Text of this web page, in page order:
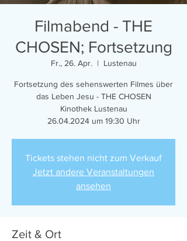
Filmabend - THE
CHOSEN; Fortsetzung
Fr., 26. Apr.
  |
Lustenau
Fortsetzung des sehenswerten Filmes über
das Leben Jesu - THE CHOSEN
Kinothek Lustenau
26.04.2024 um 19:30 Uhr
Tickets stehen nicht zum Verkauf
Jetzt andere Veranstaltungen
ansehen
Zeit & Ort